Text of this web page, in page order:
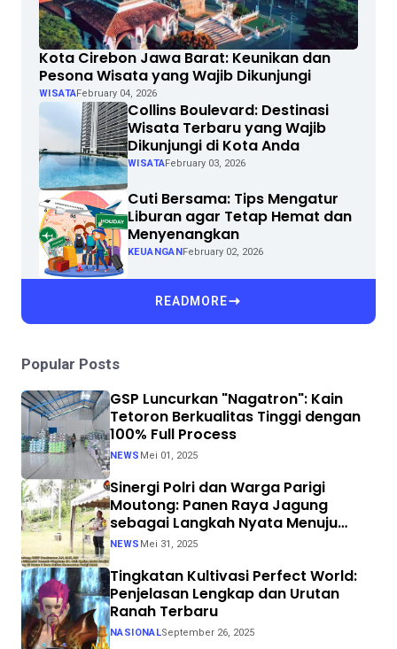
Kota Cirebon Jawa Barat: Keunikan dan
Pesona Wisata yang Wajib Dikunjungi
WISATAFebruary 04, 2026
Collins Boulevard: Destinasi
Wisata Terbaru yang Wajib
Dikunjungi di Kota Anda
WISATAFebruary 03, 2026
Cuti Bersama: Tips Mengatur
Liburan agar Tetap Hemat dan
Menyenangkan
KEUANGAN February 02, 2026
READMORE
Popular Posts
GSP Luncurkan "Nagatron": Kain
Tetoron Berkualitas Tinggi dengan
100% Full Process
NEWS Mei 01, 2025
Sinergi Polri dan Warga Parigi
Moutong: Panen Raya Jagung
sebagai Langkah Nyata Menuju
Swasembada Pangan
NEWS Mei 31, 2025
Tingkatan Kultivasi Perfect World:
Penjelasan Lengkap dan Urutan
Ranah Terbaru
NASIONALSeptember 26, 2025